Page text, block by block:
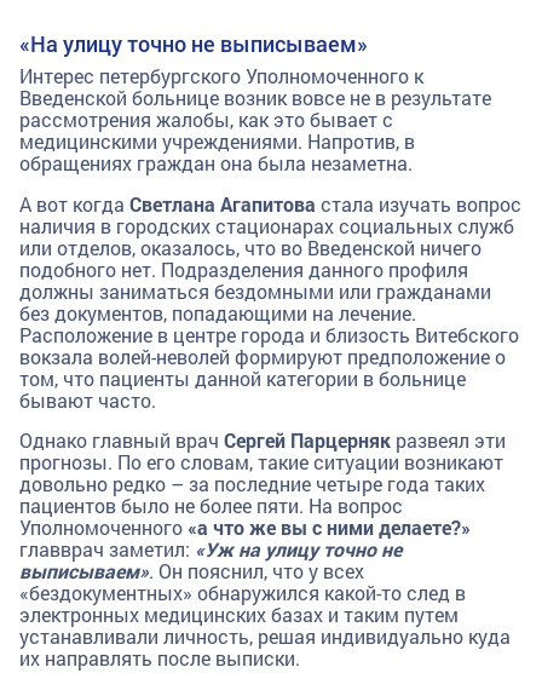
«На улицу точно не выписываем»
Интерес петербургского Уполномоченного к
Введенской больнице возник вовсе не в результате
рассмотрения жалобы, как это бывает с
медицинскими учреждениями. Напротив, в
обращениях граждан она была незаметна.
А вот когда Светлана Агапитова стала изучать вопрос
наличия в городских стационарах социальных служб
или отделов, оказалось, что во Введенской ничего
подобного нет. Подразделения данного профиля
должны заниматься бездомными или гражданами
без документов, попадающими на лечение.
Расположение в центре города и близость Витебского
вокзала волей-неволей формируют предположение о
том, что пациенты данной категории в больнице
бывают часто.
Однако главный врач Сергей Парцерняк развеял эти
прогнозы. По его словам, такие ситуации возникают
довольно редко – за последние четыре года таких
пациентов было не более пяти. На вопрос
Уполномоченного «а что же вы с ними делаете?»
главврач заметил: «Уж на улицу точно не
выписываем». Он пояснил, что у всех
«бездокументных» обнаружился какой-то след в
электронных медицинских базах и таким путем
устанавливали личность, решая индивидуально куда
их направлять после выписки.